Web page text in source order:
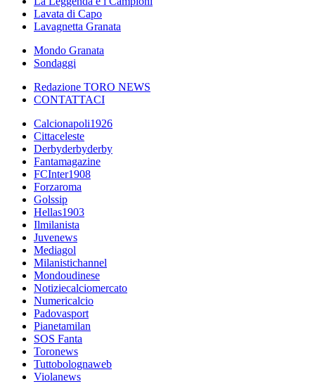
Lavata di Capo
Lavagnetta Granata
Mondo Granata
Sondaggi
Redazione TORO NEWS
CONTATTACI
Calcionapoli1926
Cittaceleste
Derbyderbyderby
Fantamagazine
FCInter1908
Forzaroma
Golssip
Hellas1903
Ilmilanista
Juvenews
Mediagol
Milanistichannel
Mondoudinese
Notiziecalciomercato
Numericalcio
Padovasport
Pianetamilan
SOS Fanta
Toronews
Tuttobolognaweb
Violanews